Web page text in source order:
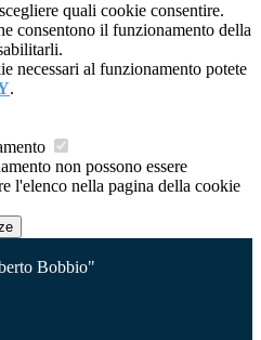
quali cookie consentire.
consentono il funzionamento della
necessari al funzionamento potete
.
non possono essere
l'elenco nella pagina della cookie
Bobbio"